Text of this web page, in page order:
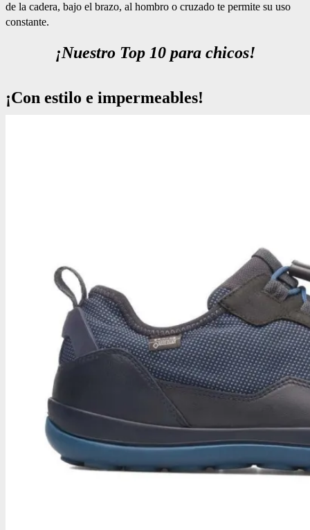
de la cadera, bajo el brazo, al hombro o cruzado te permite su uso
constante.
¡Nuestro Top 10 para chicos!
¡Con estilo e impermeables!